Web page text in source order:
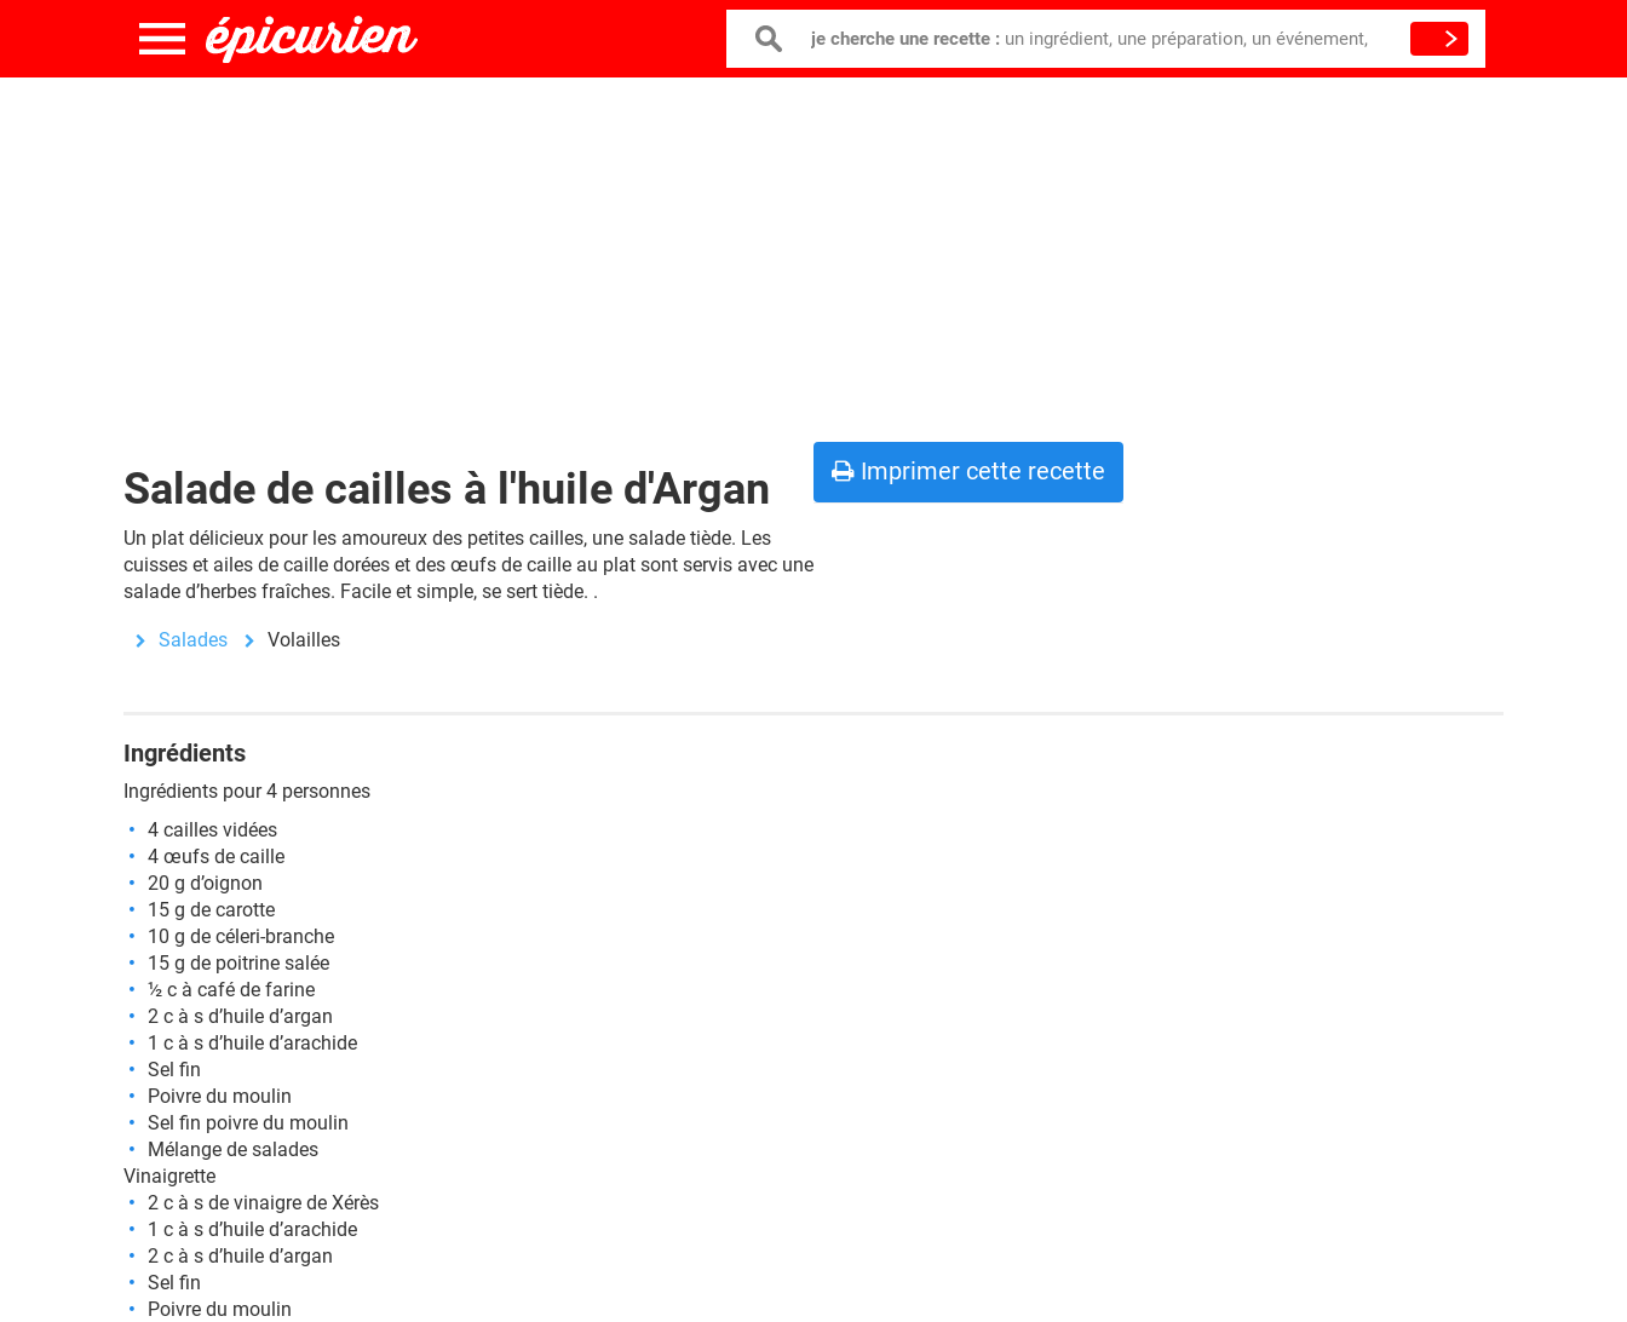
je cherche une recette : un ingrédient, une préparation, un événement,
Salade de cailles à l'huile d'Argan
Un plat délicieux pour les amoureux des petites cailles, une salade tiède. Les
cuisses et ailes de caille dorées et des œufs de caille au plat sont servis avec une
salade d’herbes fraîches. Facile et simple, se sert tiède. .
Salades Volailles
Imprimer cette recette
Ingrédients
Ingrédients pour 4 personnes
4 cailles vidées
4 œufs de caille
20 g d’oignon
15 g de carotte
10 g de céleri-branche
15 g de poitrine salée
½ c à café de farine
2 c à s d’huile d’argan
1 c à s d’huile d’arachide
Sel fin
Poivre du moulin
Sel fin poivre du moulin
Mélange de salades
Vinaigrette
2 c à s de vinaigre de Xérès
1 c à s d’huile d’arachide
2 c à s d’huile d’argan
Sel fin
Poivre du moulin